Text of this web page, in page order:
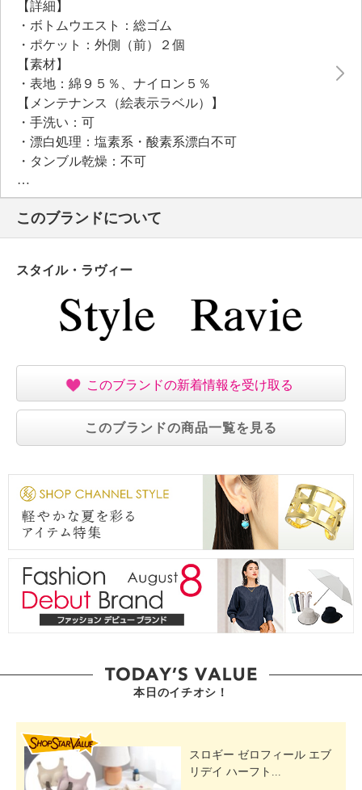
【詳細】
・ボトムウエスト：総ゴム
・ポケット：外側（前）２個
【素材】
・表地：綿９５％、ナイロン５％
【メンテナンス（絵表示ラベル）】
・手洗い：可
・漂白処理：塩素系・酸素系漂白不可
・タンブル乾燥：不可
・自然乾燥：日陰の吊り干し
・アイロン仕上げ：可（中温）
・ドライクリーニング：石油系ドライクリーニング可
・ウエットクリーニング：可
・個体差あり
【原産国（地）】
・中国製
このブランドについて
スタイル・ラヴィー
このブランドの新着情報を受け取る
このブランドの商品一覧を見る
本日のイチオシ！
スロギー ゼロフィール エブ
リデイ ハーフト...